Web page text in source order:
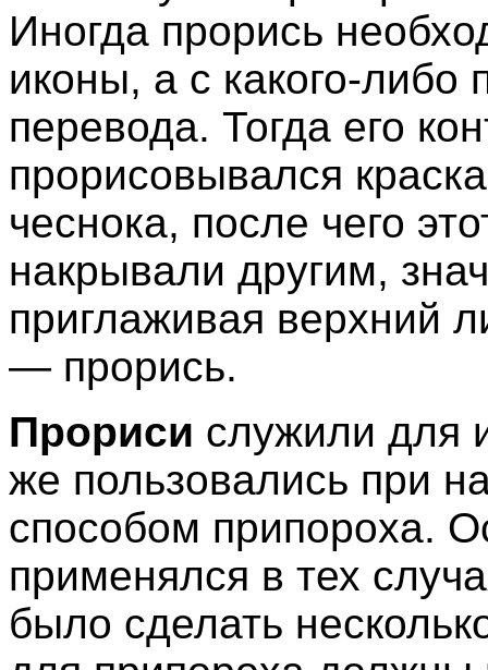
Иногда прорись
иконы, а с какого-либо
перевода. Тогда его
прорисовывался
чеснока, после чего
накрывали другим,
приглаживая верхний
— прорись.
Прориси служили для
же пользовались при
способом припороха.
применялся в тех
было сделать